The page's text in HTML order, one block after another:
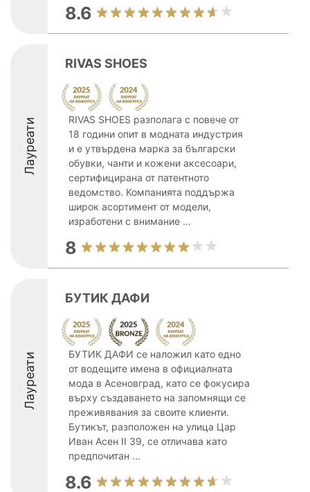
8.6
Лауреати
RIVAS SHOES
RIVAS SHOES разполага с повече от
18 години опит в модната индустрия
и е утвърдена марка за български
обувки, чанти и кожени аксесоари,
сертифицирана от патентното
ведомство. Компанията поддържа
широк асортимент от модели,
изработени с внимание ...
8
Лауреати
БУТИК ДАФИ
БУТИК ДАФИ се наложил като едно
от водещите имена в официалната
мода в Асеновград, като се фокусира
върху създаването на запомнящи се
преживявания за своите клиенти.
Бутикът, разположен на улица Цар
Иван Асен II 39, се отличава като
предпочитан ...
8.6